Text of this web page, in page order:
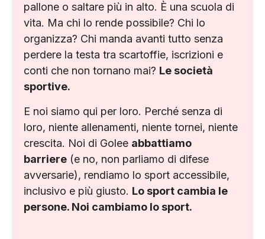
pallone o saltare più in alto. È una scuola di
vita. Ma chi lo rende possibile? Chi lo
organizza? Chi manda avanti tutto senza
perdere la testa tra scartoffie, iscrizioni e
conti che non tornano mai? Le società
sportive.
E noi siamo qui per loro. Perché senza di
loro, niente allenamenti, niente tornei, niente
crescita. Noi di Golee abbattiamo
barriere (e no, non parliamo di difese
avversarie), rendiamo lo sport accessibile,
inclusivo e più giusto. Lo sport cambia le
persone. Noi cambiamo lo sport.